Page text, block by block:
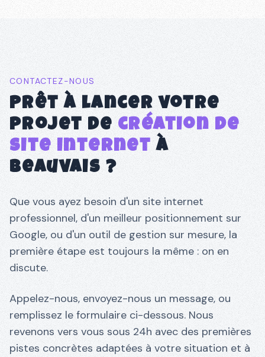
CONTACTEZ-NOUS
Prêt à lancer votre
projet de création de
site internet à
Beauvais ?
Que vous ayez besoin d'un site internet
professionnel, d'un meilleur positionnement sur
Google, ou d'un outil de gestion sur mesure, la
première étape est toujours la même : on en
discute.
Appelez-nous, envoyez-nous un message, ou
remplissez le formulaire ci-dessous. Nous
revenons vers vous sous 24h avec des premières
pistes concrètes adaptées à votre situation et à